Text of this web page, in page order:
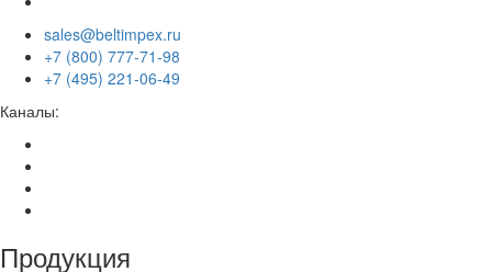
sales@beltimpex.ru
+7 (800) 777-71-98
+7 (495) 221-06-49
Каналы:
Продукция